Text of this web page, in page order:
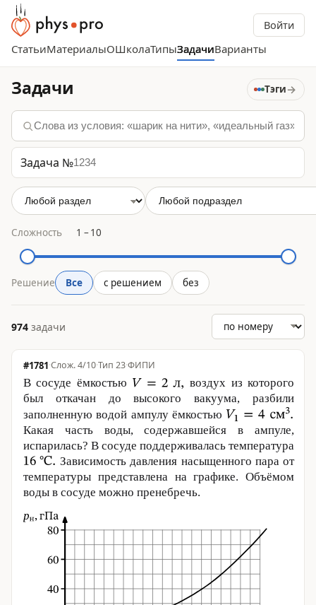
Войти
СтатьиМатериалыОШколаТипыЗадачиВарианты
Задачи Тэги→
Задача №
Сложность 1 –10
Решение Все с решением без
974 задачи
#1781· 4/10·Тип 23·ФИПИ
В сосуде ёмкостью
воздух из которого
был откачан до высокого вакуума, разбили
заполненную водой ампулу ёмкостью
Какая часть воды, содержавшейся в ампуле,
испарилась? В сосуде поддерживалась температура
Зависимость давления насыщенного пара от
температуры представлена на графике. Объёмом
воды в сосуде можно пренебречь.